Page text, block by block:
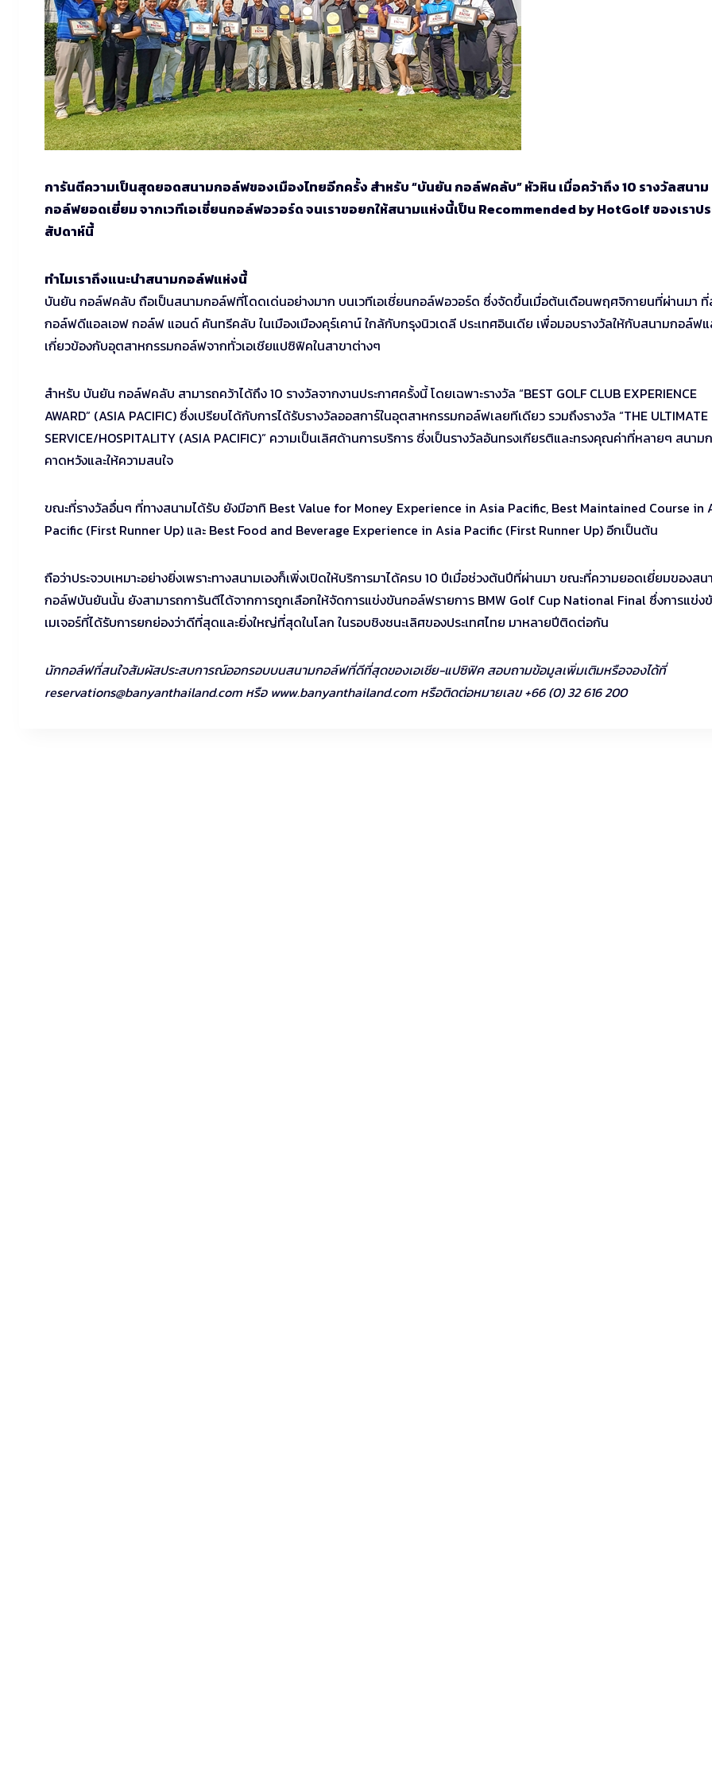
การันตีความเป็นสุดยอดสนามกอล์ฟของเมืองไทยอีกครั้ง สำหรับ “บันยัน กอล์ฟคลับ” หัวหิน เมื่อคว้าถึง 10 รางวัลสนาม
กอล์ฟยอดเยี่ยม จากเวทีเอเชี่ยนกอล์ฟอวอร์ด จนเราขอยกให้สนามแห่งนี้เป็น Recommended by HotGolf ของเราปร
สัปดาห์นี้
ทำไมเราถึงแนะนำสนามกอล์ฟแห่งนี้
บันยัน กอล์ฟคลับ ถือเป็นสนามกอล์ฟที่โดดเด่นอย่างมาก บนเวทีเอเชี่ยนกอล์ฟอวอร์ด ซึ่งจัดขึ้นเมื่อต้นเดือนพฤศจิกายนที่ผ่านมา ที่
กอล์ฟดีแอลเอฟ กอล์ฟ แอนด์ คันทรีคลับ ในเมืองเมืองคุร์เคาน์ ใกล้กับกรุงนิวเดลี ประเทศอินเดีย เพื่อมอบรางวัลให้กับสนามกอล์ฟ
เกี่ยวข้องกับอุตสาหกรรมกอล์ฟจากทั่วเอเชียแปซิฟิคในสาขาต่างๆ
สำหรับ บันยัน กอล์ฟคลับ สามารถคว้าได้ถึง 10 รางวัลจากงานประกาศครั้งนี้ โดยเฉพาะรางวัล “BEST GOLF CLUB EXPERIENCE
AWARD” (ASIA PACIFIC) ซึ่งเปรียบได้กับการได้รับรางวัลออสการ์ในอุตสาหกรรมกอล์ฟเลยทีเดียว รวมถึงรางวัล “THE ULTIMATE
SERVICE/HOSPITALITY (ASIA PACIFIC)” ความเป็นเลิศด้านการบริการ ซี่งเป็นรางวัลอันทรงเกียรติและทรงคุณค่าที่หลายๆ สนา
คาดหวังและให้ความสนใจ
ขณะที่รางวัลอื่นๆ ที่ทางสนามได้รับ ยังมีอาทิ Best Value for Money Experience in Asia Pacific, Best Maintained Course in
Pacific (First Runner Up) และ Best Food and Beverage Experience in Asia Pacific (First Runner Up) อีกเป็นต้น
ถือว่าประจวบเหมาะอย่างยิ่งเพราะทางสนามเองก็เพิ่งเปิดให้บริการมาได้ครบ 10 ปีเมื่อช่วงต้นปีที่ผ่านมา ขณะที่ความยอดเยี่ยมของสน
กอล์ฟบันยันนั้น ยังสามารถการันตีได้จากการถูกเลือกให้จัดการแข่งขันกอล์ฟรายการ BMW Golf Cup National Final ซึ่งการแข่ง
เมเจอร์ที่ได้รับการยกย่องว่าดีที่สุดและยิ่งใหญ่ที่สุดในโลก ในรอบชิงชนะเลิศของประเทศไทย มาหลายปีติดต่อกัน
นักกอล์ฟที่สนใจสัมผัสประสบการณ์ออกรอบบนสนามกอล์ฟที่ดีที่สุดของเอเชีย-แปซิฟิค สอบถามข้อมูลเพิ่มเติมหรือจองได้ที่
reservations@banyanthailand.com หรือ www.banyanthailand.com หรือติดต่อหมายเลข +66 (0) 32 616 200